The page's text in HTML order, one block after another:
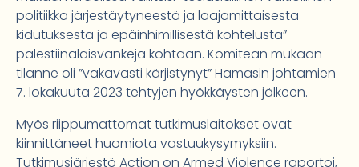
politiikka järjestäytyneestä ja laajamittaisesta
kidutuksesta ja epäinhimillisestä kohtelusta”
palestiinalaisvankeja kohtaan. Komitean mukaan
tilanne oli ”vakavasti kärjistynyt” Hamasin johtamien
7. lokakuuta 2023 tehtyjen hyökkäysten jälkeen.
Myös riippumattomat tutkimuslaitokset ovat
kiinnittäneet huomiota vastuukysymyksiin.
Tutkimusjärjestö Action on Armed Violence raportoi,